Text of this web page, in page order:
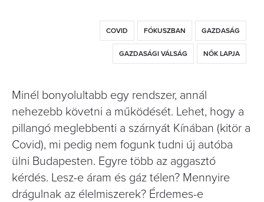
COVID FÓKUSZBAN GAZDASÁG
GAZDASÁGI VÁLSÁG NŐK LAPJA
Minél bonyolultabb egy rendszer, annál
nehezebb követni a működését. Lehet, hogy a
pillangó meglebbenti a szárnyát Kínában (kitör a
Covid), mi pedig nem fogunk tudni új autóba
ülni Budapesten. Egyre több az aggasztó
kérdés. Lesz-e áram és gáz télen? Mennyire
drágulnak az élelmiszerek? Érdemes-e